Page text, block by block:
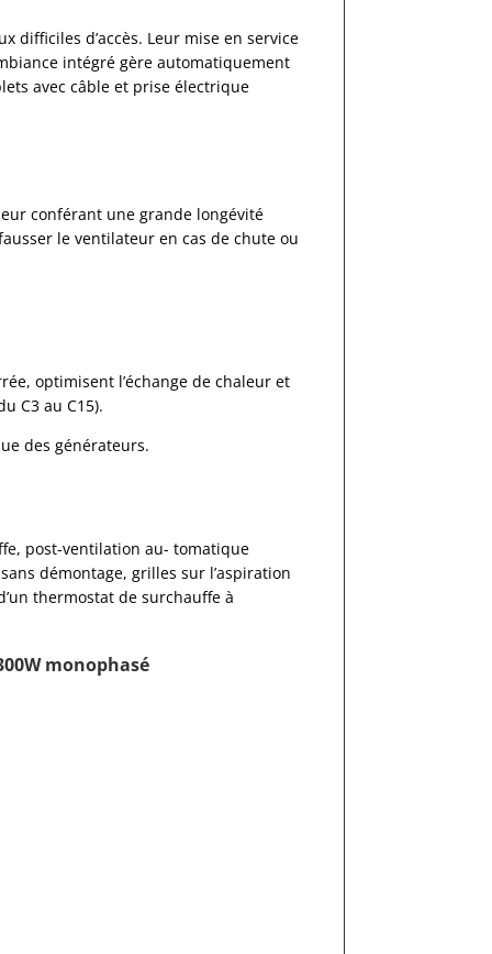
difficiles d’accès. Leur mise en service
intégré gère automatiquement
avec câble et prise électrique
conférant une grande longévité
le ventilateur en cas de chute ou
optimisent l’échange de chaleur et
C3 au C15).
des générateurs.
post-ventilation au- tomatique
démontage, grilles sur l’aspiration
thermostat de surchauffe à
monophasé